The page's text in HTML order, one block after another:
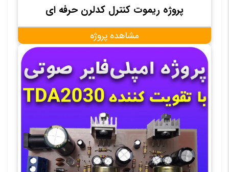
پروژه ریموت کنترل کدلرن حرفه ای
مشاهده پروژه